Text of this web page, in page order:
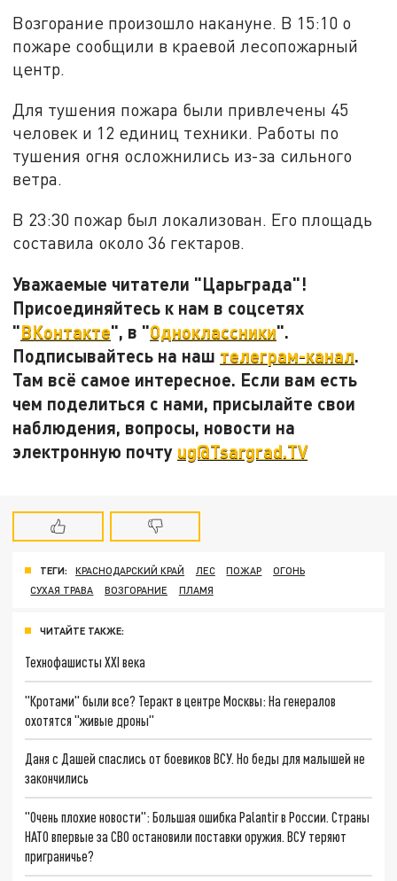
Возгорание произошло накануне. В 15:10 о
пожаре сообщили в краевой лесопожарный
центр.
Для тушения пожара были привлечены 45
человек и 12 единиц техники. Работы по
тушения огня осложнились из-за сильного
ветра.
В 23:30 пожар был локализован. Его площадь
составила около 36 гектаров.
Уважаемые читатели "Царьграда"!
Присоединяйтесь к нам в соцсетях
"ВКонтакте", в "Одноклассники".
Подписывайтесь на наш телеграм-канал.
Там всё самое интересное. Если вам есть
чем поделиться с нами, присылайте свои
наблюдения, вопросы, новости на
электронную почту ug@Tsargrad.TV
ТЕГИ: КРАСНОДАРСКИЙ КРАЙ ЛЕС ПОЖАР
ОГОНЬ
СУХАЯ ТРАВА
ВОЗГОРАНИЕ ПЛАМЯ
ЧИТАЙТЕ ТАКЖЕ:
Технофашисты XXI века
"Кротами" были все? Теракт в центре Москвы: На генералов
охотятся "живые дроны"
Даня с Дашей спаслись от боевиков ВСУ. Но беды для малышей не
закончились
"Очень плохие новости": Большая ошибка Palantir в России. Страны
НАТО впервые за СВО остановили поставки оружия. ВСУ теряют
приграничье?